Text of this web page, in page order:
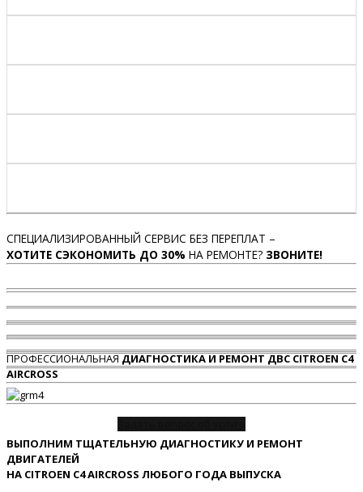
СПЕЦИАЛИЗИРОВАННЫЙ СЕРВИС БЕЗ ПЕРЕПЛАТ –
ХОТИТЕ СЭКОНОМИТЬ ДО 30% НА РЕМОНТЕ? ЗВОНИТЕ!
ПРОФЕССИОНАЛЬНАЯ ДИАГНОСТИКА И РЕМОНТ ДВС CITROEN C4
AIRCROSS
ВЫПОЛНИМ ТЩАТЕЛЬНУЮ ДИАГНОСТИКУ И РЕМОНТ
ДВИГАТЕЛЕЙ
НА CITROEN C4 AIRCROSS ЛЮБОГО ГОДА ВЫПУСКА